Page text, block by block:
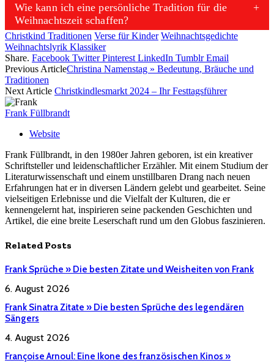
Wie kann ich eine persönliche Tradition für die
Weihnachtszeit schaffen?
Christkind Traditionen Verse für Kinder Weihnachtsgedichte
Weihnachtslyrik Klassiker
Share. Facebook Twitter Pinterest LinkedIn Tumblr Email
Previous ArticleChristina Namenstag » Bedeutung, Bräuche und
Traditionen
Next Article Christkindlesmarkt 2024 – Ihr Festtagsführer
Frank Füllbrandt
Website
Frank Füllbrandt, in den 1980er Jahren geboren, ist ein kreativer
Schriftsteller und leidenschaftlicher Erzähler. Mit einem Studium der
Literaturwissenschaft und einem unstillbaren Drang nach neuen
Erfahrungen hat er in diversen Ländern gelebt und gearbeitet. Seine
vielseitigen Erlebnisse und die Vielfalt der Kulturen, die er
kennengelernt hat, inspirieren seine packenden Geschichten und
Artikel, die eine breite Leserschaft rund um den Globus faszinieren.
Related Posts
Frank Sprüche » Die besten Zitate und Weisheiten von Frank
6. August 2026
Frank Sinatra Zitate » Die besten Sprüche des legendären
Sängers
4. August 2026
Françoise Arnoul: Eine Ikone des französischen Kinos »